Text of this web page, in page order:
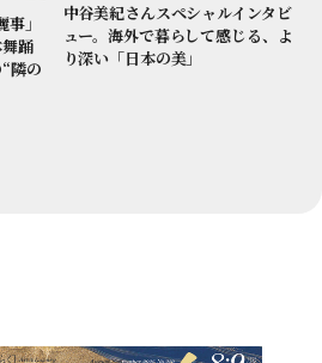
」
踊
隣の
中谷美紀さんスペシャルインタビ
ュー。海外で暮らして感じる、よ
り深い「日本の美」